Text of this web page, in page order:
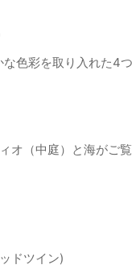
色彩を取り入れた4
オ（中庭）と海がご
ドツイン)